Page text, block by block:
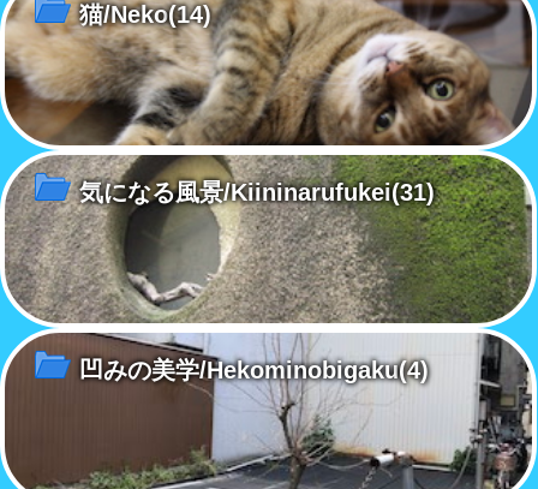
猫/Neko(14)
気になる風景/Kiininarufukei(31)
凹みの美学/Hekominobigaku(4)